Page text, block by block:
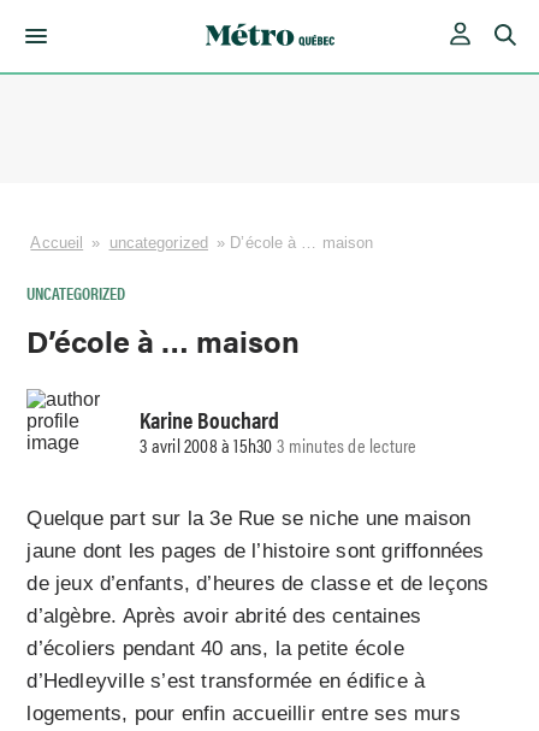
Accueil » uncategorized » D’école à … maison
UNCATEGORIZED
D’école à … maison
Karine Bouchard
3 avril 2008 à 15h303 minutes de lecture
Quelque part sur la 3e Rue se niche une maison
jaune dont les pages de l’histoire sont griffonnées
de jeux d’enfants, d’heures de classe et de leçons
d’algèbre. Après avoir abrité des centaines
d’écoliers pendant 40 ans, la petite école
d’Hedleyville s’est transformée en édifice à
logements, pour enfin accueillir entre ses murs